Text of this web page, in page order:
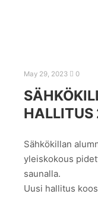
May 29, 2023 0
Sähkökillan
yleiskokous
saunalla.
Uusi hallitus